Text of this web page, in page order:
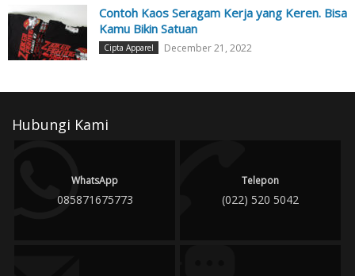
Contoh Kaos Seragam Kerja yang Keren. Bisa
Kamu Bikin Satuan
Cipta Apparel December 21, 2022
Hubungi Kami
WhatsApp
085871675773
Telepon
(022) 520 5042